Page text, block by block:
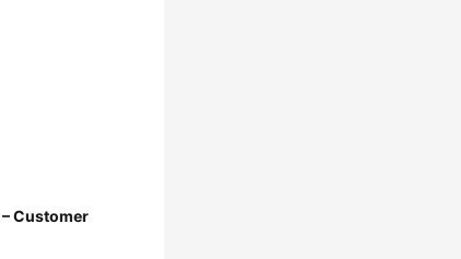
Customer